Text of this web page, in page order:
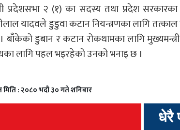
प्रदेशसभा २ (१) का सदस्य तथा प्रदेश सरकारका
यादवले डुडुवा कटान नियन्त्रणका लागि
बाँकेको डुबान र कटान रोकथामका लागि
लागि पहल भइरहेको उनको भनाइ छ ।
मिति : २०८० भदौ ३० गते शनिबार
धेरै